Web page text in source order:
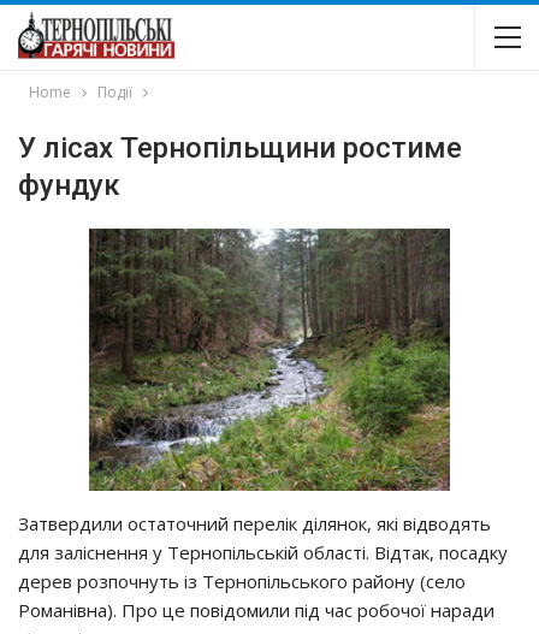
Home Події
У лісах Тернопільщини ростиме
фундук
Затвердили остаточний перелік ділянок, які відводять
для заліснення у Тернопільській області. Відтак, посадку
дерев розпочнуть із Тернопільського району (село
Романівна). Про це повідомили під час робочої наради